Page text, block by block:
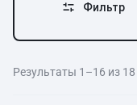
Фильтр
Результаты 1–16 из 18